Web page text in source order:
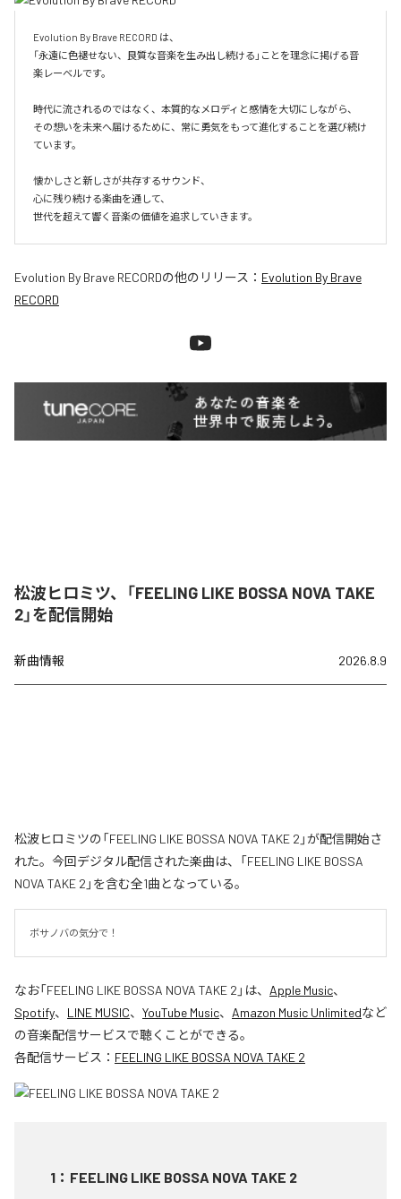
Evolution By Brave RECORD は、
「永遠に色褪せない、良質な音楽を生み出し続ける」ことを理念に掲げる音
楽レーベルです。
時代に流されるのではなく、本質的なメロディと感情を大切にしながら、
その想いを未来へ届けるために、常に勇気をもって進化することを選び続け
ています。
懐かしさと新しさが共存するサウンド、
心に残り続ける楽曲を通して、
世代を超えて響く音楽の価値を追求していきます。
Evolution By Brave RECORDの他のリリース： Evolution By Brave
RECORD
松波ヒロミツ、「FEELING LIKE BOSSA NOVA TAKE
2」を配信開始
新曲情報 2026.8.9
松波ヒロミツの「FEELING LIKE BOSSA NOVA TAKE 2」が配信開始さ
れた。今回デジタル配信された楽曲は、「FEELING LIKE BOSSA
NOVA TAKE 2」を含む全1曲となっている。
ボサノバの気分で！
なお「FEELING LIKE BOSSA NOVA TAKE 2 」は、 Apple Music、
Spotify、 LINE MUSIC、 YouTube Music、 Amazon Music Unlimitedなど
の音楽配信サービスで聴くことができる。
各配信サービス： FEELING LIKE BOSSA NOVA TAKE 2
1 ： FEELING LIKE BOSSA NOVA TAKE 2